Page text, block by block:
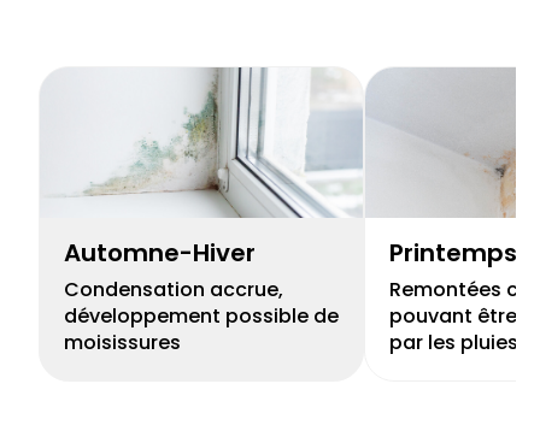
Automne-Hiver
Condensation accrue,
développement possible de
moisissures
Printemps
Remontées
pouvant être
par les pluies